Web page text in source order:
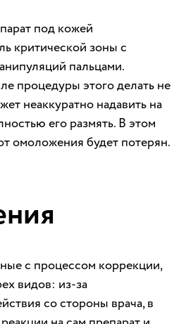
под кожей
критической зоны с
пальцами.
процедуры этого делать не
неаккуратно надавить на
его размять. В этом
омоложения будет потерян.
с процессом коррекции,
видов: из-за
со стороны врача, в